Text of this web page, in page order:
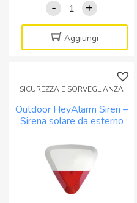
-
HEYALARM
PRO
Kit
smart
WIFI+4G
centrale
+
Aggiungi
SICUREZZA E SORVEGLIANZA
Outdoor HeyAlarm Siren –
Sirena solare da esterno